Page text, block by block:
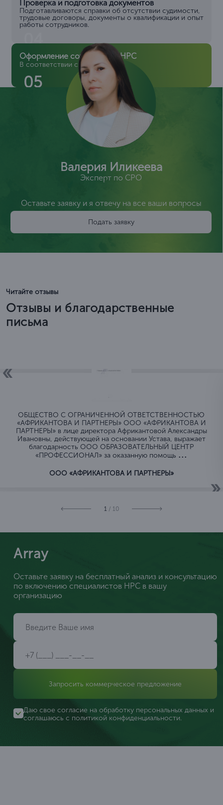
Проверка и подготовка документов
Подготавливаются справки об отсутствии судимости,
трудовые договоры, документы о квалификации и опыт
работы сотрудников.
04
Оформление сотрудников НРС
В соответствии с ТК РФ
05
Валерия Иликеева
Эксперт по СРО
Оставьте заявку и я отвечу на все ваши вопросы
Подать заявку
Читайте отзывы
Отзывы и благодарственные
письма
ОБЩЕСТВО C ОГРАНИЧЕННОЙ ОТВЕТСТВЕННОСТЬЮ
«АФРИКАНТОВА И ПАРТНЕРЫ» ООО «АФРИКАНТОВА И
ПАРТНЕРЫ» в лице директора Африкантовой Александры
Ивановны, действующей на основании Устава, выражает
благодарность ООО ОБРАЗОВАТЕЛЬНЫЙ ЦЕНТР
«ПРОФЕССИОНАЛ» за оказанную помощь ...
ООО «АФРИКАНТОВА И ПАРТНЕРЫ»
1 / 10
Array
Оставьте заявку на бесплатный анализ и консультацию
по включению специалистов НРС в вашу
организацию
Запросить коммерческое предложение
Даю свое согласие на обработку персональных данных и
соглашаюсь с политикой конфиденциальности.